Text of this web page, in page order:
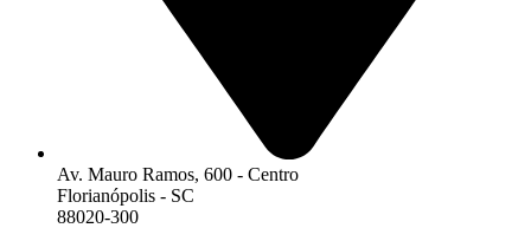
Av. Mauro Ramos, 600 - Centro
Florianópolis - SC
88020-300